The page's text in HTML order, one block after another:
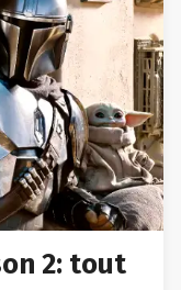
2: tout